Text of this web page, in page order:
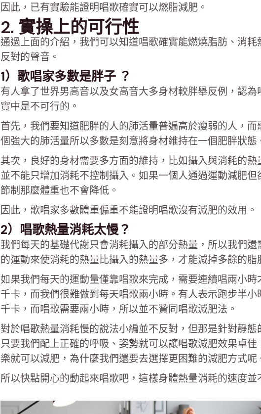
因此，已有實驗能證明唱歌確實可以燃脂減肥。
2. 實操上的可行性
通過上面的介紹，我們可以知道唱歌確實能燃燒脂肪、消耗
反對的聲音。
1）歌唱家多數是胖子 ？
有人拿了世界男高音以及女高音大多身材較胖舉反例，認為
實中是不可行的。
首先，我們要知道肥胖的人的肺活量普遍高於瘦弱的人，而
個強大的肺活量所以多數是刻意將身材維持在一個肥胖狀態
其次，良好的身材需要多方面的維持，比如攝入與消耗的熱
並不能只增加消耗不控制攝入。如果一個人通過運動減肥但
節制那麼體重也不會降低。
因此，歌唱家多數體重偏重不能證明唱歌沒有減肥的效用。
2）唱歌熱量消耗太慢？
我們每天的基礎代謝只會消耗攝入的部分熱量，所以我們還
的運動來使消耗的熱量比攝入的熱量多，才能減掉多餘的脂
如果我們每天的運動量僅靠唱歌來完成，需要連續唱兩小
千卡，而我們很難做到每天唱歌兩小時。有人表示跑步半
千卡，而唱歌需要兩小時，所以並不贊同唱歌減肥法。
對於唱歌熱量消耗慢的說法小編並不反對，但那是針對靜態
只要我們配上正確的呼吸、姿勢就可以讓唱歌減肥效果卓佳
樂就可以減肥，為什麼我們還要去選擇更困難的減肥方式呢
所以快點開心的動起來唱歌吧，這樣身體熱量消耗的速度並